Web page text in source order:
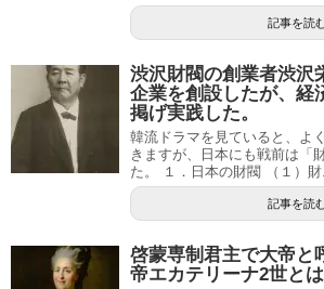
記事を読
渋沢財閥の創業者渋沢
企業を創設したが、経
掲げ実践した。
韓流ドラマを見ていると、よ
きますが、日本にも戦前は「
た。 １．日本の財閥 （１）
記事を読
啓蒙専制君主で大帝と
帝エカテリーナ2世とは